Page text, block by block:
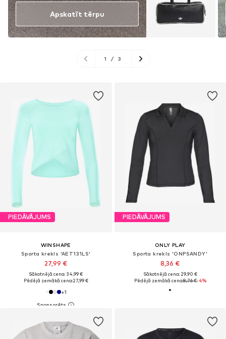
Apskatīt tērpu
1 / 3
PIEDĀVĀJUMS
WINSHAPE
Sporta krekls 'AET131LS'
27,99 €
Sākotnējā cena: 34,99 €
Pēdējā zemākā cena:27,99 €
+1
PIEDĀVĀJUMS
ONLY PLAY
Sporta krekls 'ONPSANDY'
8,36 €
Sākotnējā cena: 29,90 €
Pēdējā zemākā cena:8,76 €-4%